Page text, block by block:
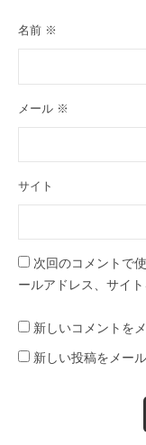
名前 ※
メール ※
サイト
次回のコメントで
ールアドレス、サイト
新しいコメントを
新しい投稿をメー